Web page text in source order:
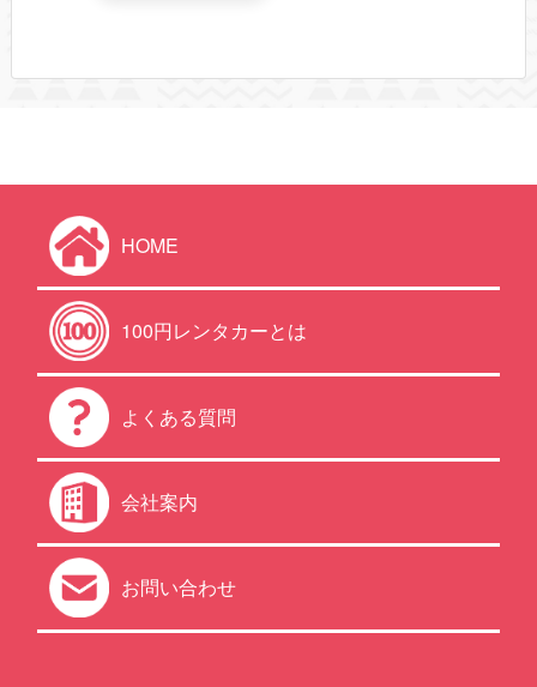
HOME
100円レンタカーとは
よくある質問
会社案内
お問い合わせ